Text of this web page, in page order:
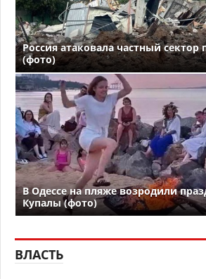
Россия атаковала частный сектор
(фото)
В Одессе на пляже возродили
Купалы (фото)
ВЛАСТЬ